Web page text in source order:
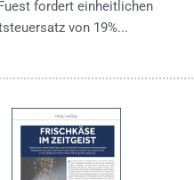
fordert einheitlichen
von 19%...